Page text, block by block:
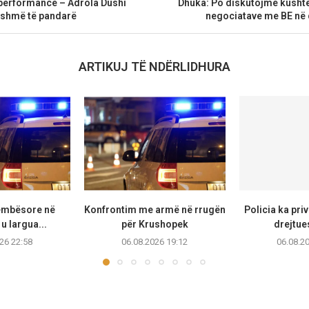
– Adrola Dushi
të pandarë
Dhuka: Po diskutojmë
negociatave me BE
ARTIKUJ TË NDËRLIDHURA
në
largua...
22:58
Konfrontim me armë në rrugën
për Krushopek
06.08.2026 19:12
Policia ka